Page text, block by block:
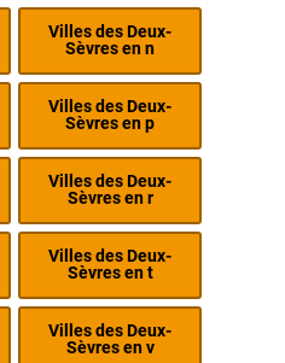
Villes des Deux-
Sèvres en n
Villes des Deux-
Sèvres en p
Villes des Deux-
Sèvres en r
Villes des Deux-
Sèvres en t
Villes des Deux-
Sèvres en v